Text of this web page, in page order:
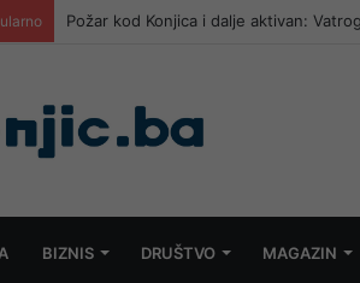
Požar kod Konjica i dalje aktivan:
BIZNIS DRUŠTVO MAGAZIN